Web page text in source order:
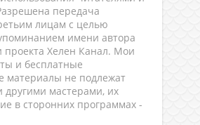
передача
лицам с целью
имени автора
проекта Хелен Канал. Мои
и бесплатные
материалы не подлежат
другими мастерами, их
в сторонних программах -